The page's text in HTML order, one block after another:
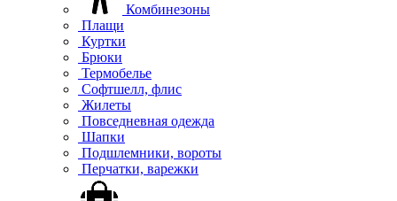
Комбинезоны
Плащи
Куртки
Брюки
Термобелье
Софтшелл, флис
Жилеты
Повседневная одежда
Шапки
Подшлемники, вороты
Перчатки, варежки